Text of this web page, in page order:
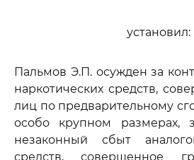
установил:
Пальмов Э.П. осужден за
наркотических средств,
лиц по предварительному
особо крупном размерах,
незаконный сбыт
средств, совершенное